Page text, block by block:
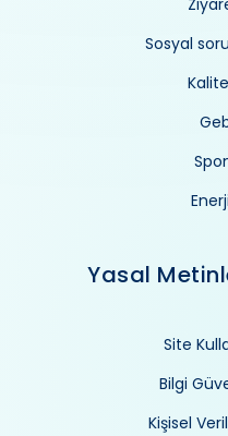
Sosyal
Yasal
Site
Bilgi
Kişisel